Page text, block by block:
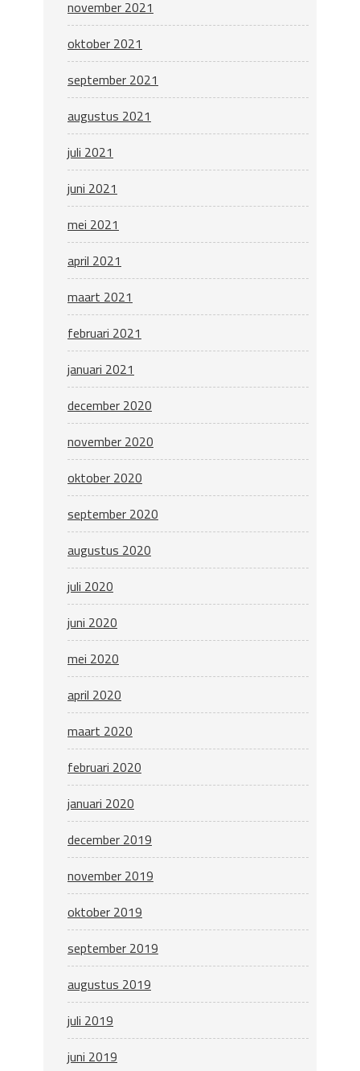
november 2021
oktober 2021
september 2021
augustus 2021
juli 2021
juni 2021
mei 2021
april 2021
maart 2021
februari 2021
januari 2021
december 2020
november 2020
oktober 2020
september 2020
augustus 2020
juli 2020
juni 2020
mei 2020
april 2020
maart 2020
februari 2020
januari 2020
december 2019
november 2019
oktober 2019
september 2019
augustus 2019
juli 2019
juni 2019